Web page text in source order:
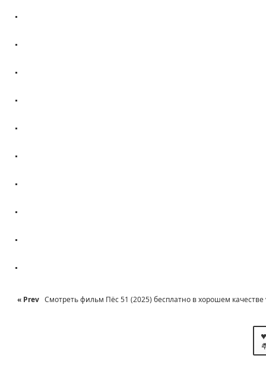
.
.
.
.
.
.
.
.
.
.
« Prev Смотреть фильм Пёс 51 (2025) бесплатно в хорошем качестве